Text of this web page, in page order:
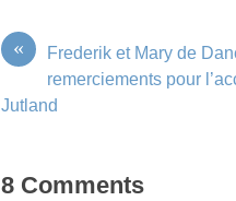
«
Frederik et Mary de
remerciements pour
Jutland
8 Comments